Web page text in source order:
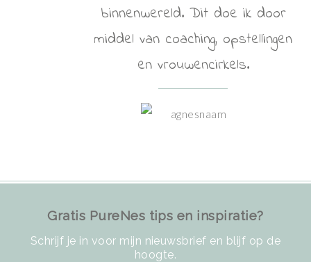
binnenwereld. Dit doe ik door
middel van coaching, opstellingen
en vrouwencirkels.
Gratis PureNes tips en inspiratie?
Schrijf je in voor mijn nieuwsbrief en blijf op de
hoogte.